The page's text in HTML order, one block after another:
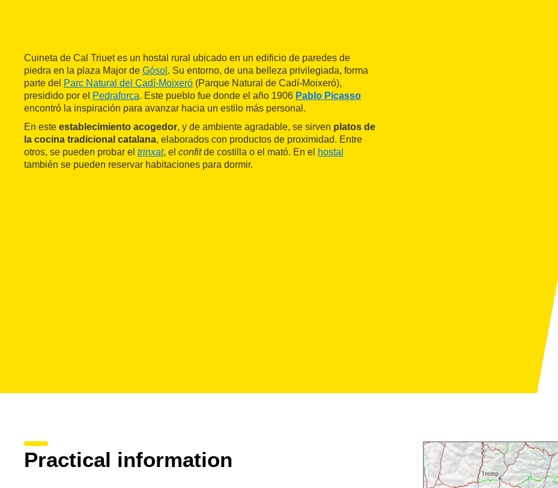
Cuineta de Cal Triuet es un hostal rural ubicado en un edificio de paredes de
piedra en la plaza Major de Gósol . Su entorno, de una belleza privilegiada, forma
parte del Parc Natural del Cadí-Moixeró (Parque Natural de Cadí-Moixeró),
presidido por el Pedraforca. Este pueblo fue donde el año 1906 Pablo Picasso
encontró la inspiración para avanzar hacia un estilo más personal.
En este establecimiento acogedor, y de ambiente agradable, se sirven platos de
la cocina tradicional catalana, elaborados con productos de proximidad. Entre
otros, se pueden probar el trinxat, el confitde costilla o el mató. En el hostal
también se pueden reservar habitaciones para dormir.
Practical information